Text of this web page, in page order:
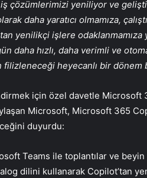
iş çözümlerimizi yeniliyor ve
daha yaratıcı olmamıza,
yenilikçi işlere odaklanmamıza
daha hızlı, daha verimli ve
filizleneceği heyecanlı bir dönem
için özel davetle Microsoft
Microsoft, Microsoft 365
duyurdu:
Teams ile toplantılar ve beyin
dilini kullanarak Copilot’tan